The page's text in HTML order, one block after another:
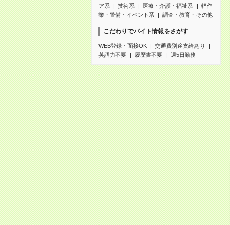
ア系
技術系 医療・介護・福祉系
軽作
業・警備・イベント系
調査・教育・その他
こだわりでバイト情報をさがす
WEB登録・面接OK
交通費別途支給あり
英語力不要
履歴書不要 週5日勤務